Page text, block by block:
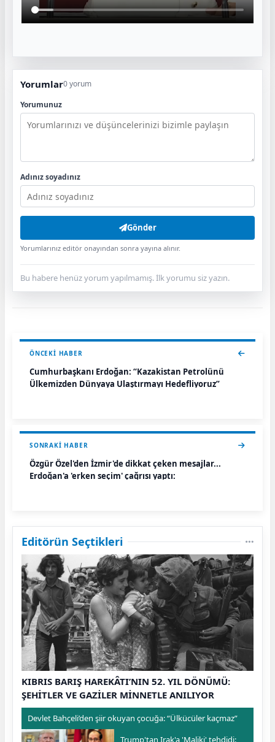
Yorumlar0 yorum
Yorumunuz
Adınız soyadınız
Gönder
Yorumlarınız editör onayından sonra yayına alınır.
Bu habere henüz yorum yapılmamış. İlk yorumu siz yazın.
ÖNCEKI HABER
Cumhurbaşkanı Erdoğan: “Kazakistan Petrolünü
Ülkemizden Dünyaya Ulaştırmayı Hedefliyoruz”
SONRAKI HABER
Özgür Özel'den İzmir'de dikkat çeken mesajlar...
Erdoğan'a 'erken seçim' çağrısı yaptı:
Editörün Seçtikleri
KIBRIS BARIŞ HAREKÂTI’NIN 52. YIL DÖNÜMÜ:
ŞEHİTLER VE GAZİLER MİNNETLE ANILIYOR
Devlet Bahçeli’den şiir okuyan çocuğa: “Ülkücüler kaçmaz”
Trump'tan Irak'a 'Maliki' tehdidi: